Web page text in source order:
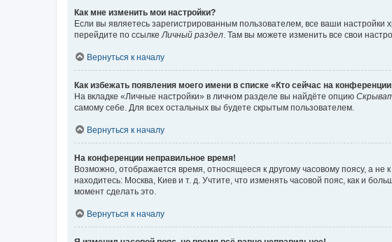
Как мне изменить мои настройки?
Если вы являетесь зарегистрированным пользователем, все ваши
перейдите по ссылке Личный раздел . Там вы можете изменить все свои
Вернуться к началу
Как избежать появления моего имени в списке «Кто сейчас на
На вкладке «Личные настройки» в личном разделе вы найдёте опцию
самому себе. Для всех остальных вы будете скрытым пользователем.
Вернуться к началу
На конференции неправильное время!
Возможно, отображается время, относящееся к другому часовому поясу, а не
находитесь: Москва, Киев и т. д. Учтите, что изменять часовой пояс, как и
момент сделать это.
Вернуться к началу